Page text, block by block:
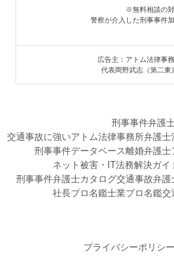
刑事事件弁護
交通事故に強いアトム法律事務所弁護士
刑事事件データベース離婚弁護士
ネット被害・IT法務解決ガイ
刑事事件弁護士カタログ交通事故弁護
社長プロ名鑑士業プロ名鑑交
プライバシーポリシー